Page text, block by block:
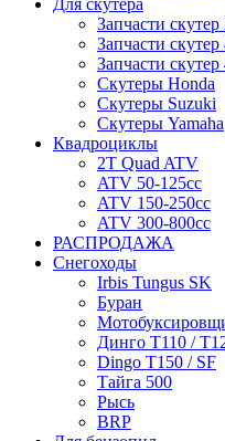
Для скутера
Запчасти
Запчасти
Запчасти
Скутеры Honda
Скутеры Suzuki
Скутеры Yamaha
Квадроциклы
2T Quad ATV
ATV 50-125cc
ATV 150-250cc
ATV 300-800cc
РАСПРОДАЖА
Снегоходы
Irbis Tungus SK
Буран
Динго T110 /
Dingo T150 / SF
Тайга 500
Рысь
BRP